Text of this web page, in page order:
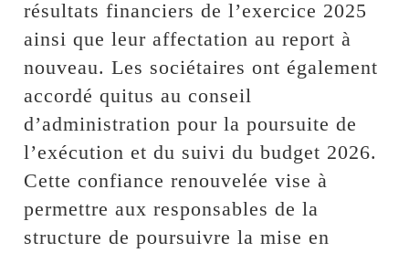
résultats financiers de l’exercice 2025
ainsi que leur affectation au report à
nouveau. Les sociétaires ont également
accordé quitus au conseil
d’administration pour la poursuite de
l’exécution et du suivi du budget 2026.
Cette confiance renouvelée vise à
permettre aux responsables de la
structure de poursuivre la mise en